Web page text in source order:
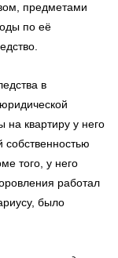
предметами
по её
в
на квартиру у него
того, у него
работал
было